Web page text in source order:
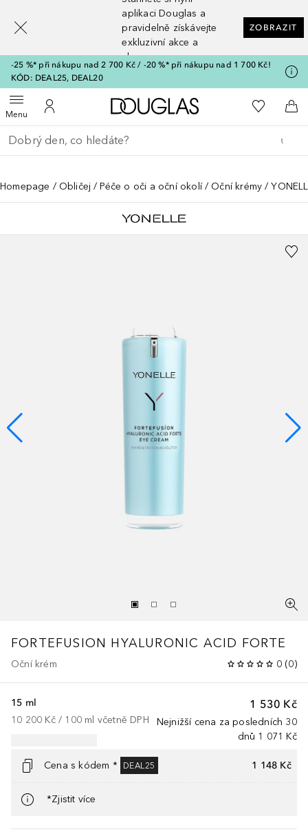
aplikaci Douglas a
pravidelně získávejte
exkluzivní akce a
slevy
ZOBRAZIT
-25 %* při nákupu nad 2 700 Kč / -20 %* při nákupu nad 1 700 Kč!
KÓD: DEAL25, DEAL20
MenuOtevřít menuK mému účtu
Domů K mému
Do
Vraťte se
Proveďte vyhledávání
Homepage Obličej Péče o oči a oční okolí Oční krémy
FORTEFUSION HYALURONIC ACID FORTE
Oční krém 0 (0)
1 530 Kč
Nejnižší cena za posledních 30
dnů 1 071 Kč
15 ml
10 200 Kč / 100 ml včetně DPH
Cena s kódem * DEAL25 1 148 Kč
*Zjistit více
[navigation.slideout.screenreader]